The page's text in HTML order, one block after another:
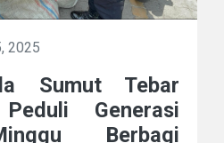
2025
Sumut Tebar
Generasi
Berbagi